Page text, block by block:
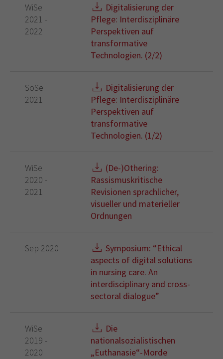
WiSe
2021 -
2022
Digitalisierung der
Pflege: Interdisziplinäre
Perspektiven auf
transformative
Technologien. (2/2)
SoSe
2021
Digitalisierung der
Pflege: Interdisziplinäre
Perspektiven auf
transformative
Technologien. (1/2)
WiSe
2020 -
2021
(De-)Othering:
Rassismuskritische
Revisionen sprachlicher,
visueller und materieller
Ordnungen
Sep 2020
Symposium: “Ethical
aspects of digital solutions
in nursing care. An
interdisciplinary and cross-
sectoral dialogue”
WiSe
2019 -
2020
Die
nationalsozialistischen
„Euthanasie“-Morde